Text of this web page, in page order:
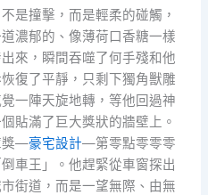
是撞擊，而是輕柔的碰觸，
濃郁的、像薄荷口香糖一樣
來，瞬間吞噬了何手殘和他
復了平靜，只剩下獨角獸雕
一陣天旋地轉，等他回過神
貼滿了巨大獎狀的牆壁上。
獎—豪宅設計—第零點零零零
車王」。他趕緊從車窗探出
街道，而是一望無際、由無